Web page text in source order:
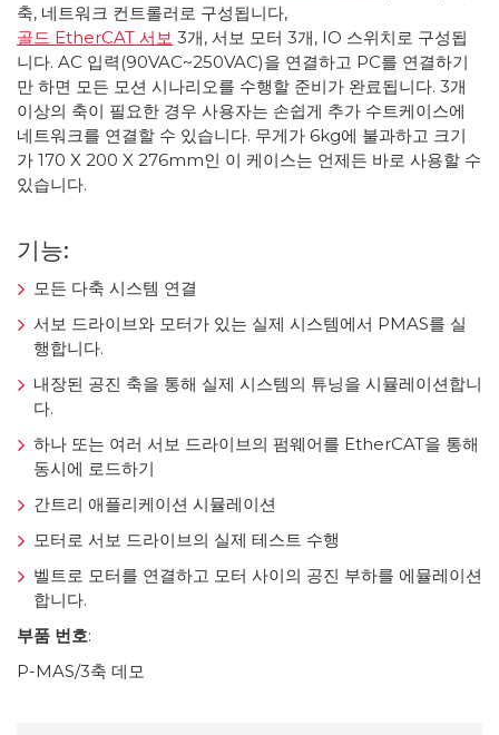
축, 네트워크 컨트롤러로 구성됩니다,
골드 EtherCAT 서보 3개, 서보 모터 3개, IO 스위치로 구성됩
니다. AC 입력(90VAC~250VAC)을 연결하고 PC를 연결하기
만 하면 모든 모션 시나리오를 수행할 준비가 완료됩니다. 3개
이상의 축이 필요한 경우 사용자는 손쉽게 추가 수트케이스에
네트워크를 연결할 수 있습니다. 무게가 6kg에 불과하고 크기
가 170 X 200 X 276mm인 이 케이스는 언제든 바로 사용할 수
있습니다.
기능:
모든 다축 시스템 연결
서보 드라이브와 모터가 있는 실제 시스템에서 PMAS를 실
행합니다.
내장된 공진 축을 통해 실제 시스템의 튜닝을 시뮬레이션합니
다.
하나 또는 여러 서보 드라이브의 펌웨어를 EtherCAT을 통해
동시에 로드하기
간트리 애플리케이션 시뮬레이션
모터로 서보 드라이브의 실제 테스트 수행
벨트로 모터를 연결하고 모터 사이의 공진 부하를 에뮬레이션
합니다.
부품 번호:
P-MAS/3축 데모